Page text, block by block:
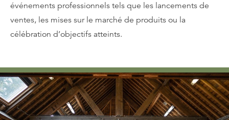
événements professionnels tels que les lancements de
ventes, les mises sur le marché de produits ou la
célébration d’objectifs atteints.